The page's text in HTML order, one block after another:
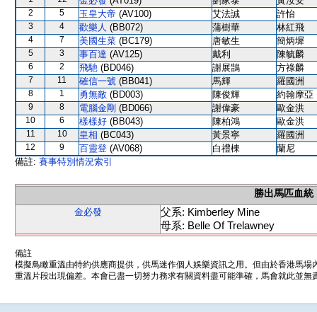
2 5 玉皇大帝 (AV100) 艾法誠 許怡
3 4 歡樂人 (BB072) 蒲樹華 林紅飛
4 7 美國生菜 (BC179) 唐敏生 簡炳墀
5 3 事百達 (AV125) 戴利 陳毓麟
6 2 飛馳 (BD046) 謝展鵠 方祿麟
7 11 確信一號 (BB041) 馬輝 羅國洲
8 1 勇無敵 (BD003) 陳俊輝 約翰摩亞
9 8 電腦金剛 (BD066) 謝偉豪 歐金洪
10 6 樣樣好 (BB043) 陳柏鴻 歐金洪
11 10 皇相 (BC043) 黃景寧 羅國洲
12 9 百靈登 (AV068) 白禮棟
蘭尼
備註: 賽事特別情況索引
勝出馬匹血統
金必發
父系: Kimberley Mine
母系: Belle Of Trelawney
備註
模擬鳥瞰重溫由特約供應商提供，供馬迷作個人娛樂資訊之用。但由於香港馬
重溫片段出現偏差。本會已盡一切努力務求有關資料盡可能準確，馬會就此並